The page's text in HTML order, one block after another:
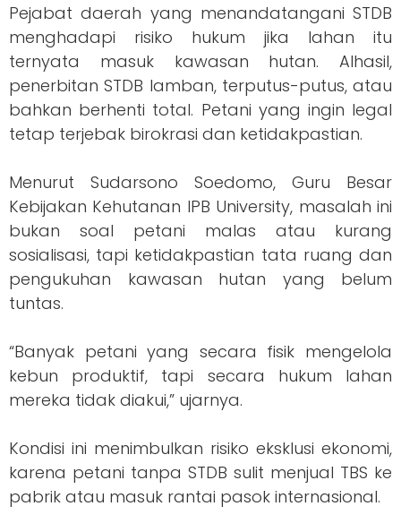
Pejabat daerah yang menandatangani STDB
menghadapi risiko hukum jika lahan itu
ternyata masuk kawasan hutan. Alhasil,
penerbitan STDB lamban, terputus-putus, atau
bahkan berhenti total. Petani yang ingin legal
tetap terjebak birokrasi dan ketidakpastian.
Menurut Sudarsono Soedomo, Guru Besar
Kebijakan Kehutanan IPB University, masalah ini
bukan soal petani malas atau kurang
sosialisasi, tapi ketidakpastian tata ruang dan
pengukuhan kawasan hutan yang belum
tuntas.
“Banyak petani yang secara fisik mengelola
kebun produktif, tapi secara hukum lahan
mereka tidak diakui,” ujarnya.
Kondisi ini menimbulkan risiko eksklusi ekonomi,
karena petani tanpa STDB sulit menjual TBS ke
pabrik atau masuk rantai pasok internasional.